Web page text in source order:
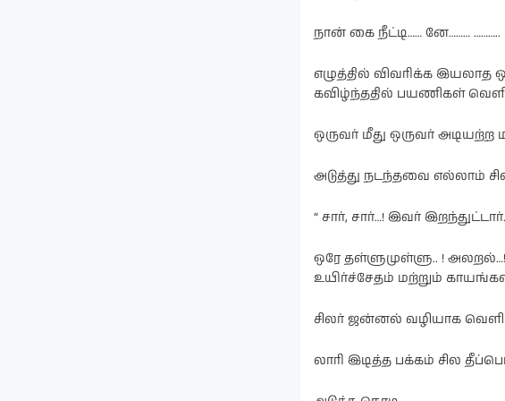
நான் கை நீட்டி…… னே……… ………..
எழுத்தில் விவரிக்க இயலாத
கவிழ்ந்ததில் பயணிகள்
ஒருவர் மீது ஒருவர்
அடுத்து நடந்தவை எல்லாம்
“ சார், சார்…! இவர்
ஒரே தள்ளுமுள்ளு.. ! அலறல்…!
உயிர்ச்சேதம் மற்றும்
சிலர் ஜன்னல் வழியாக
லாரி இடித்த பக்கம் சில